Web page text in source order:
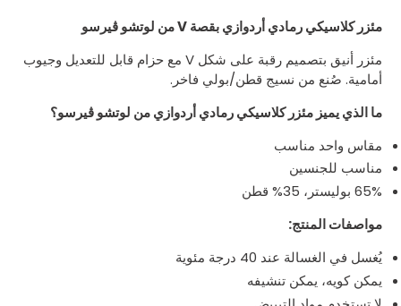
مئزر كلاسيكي رمادي أردوازي بقصة V من لوتشو ڤيرسو
مئزر أنيق بتصميم رقبة على شكل V مع حزام قابل للتعديل وجيوب
أمامية. صُنع من نسيج قطن/بولي فاخر.
ما الذي يميز مئزر كلاسيكي رماديأردوازيمن لوتشو ڤيرسو؟
مقاس واحد مناسب
مناسب للجنسين
65% بوليستر، 35% قطن
مواصفات المنتج:
يُغسل في الغسالة عند 40 درجة مئوية
يمكن كويه، يمكن تنشيفه